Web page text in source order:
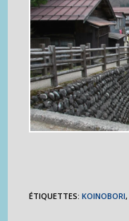
ÉTIQUETTES:KOINOBORI,